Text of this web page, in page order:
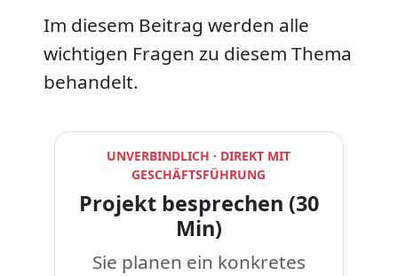
Im diesem Beitrag werden alle
wichtigen Fragen zu diesem Thema
behandelt.
UNVERBINDLICH · DIREKT MIT
GESCHÄFTSFÜHRUNG
Projekt besprechen (30
Min)
Sie planen ein konkretes